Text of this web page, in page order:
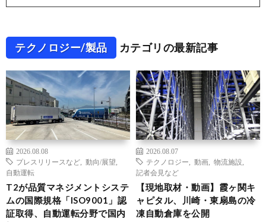
テクノロジー/製品 カテゴリの最新記事
2026.08.08
プレスリリースなど
動向/展望
自動運転
T2が品質マネジメントシステ
ムの国際規格「ISO9001」認
証取得、自動運転分野で国内
2026.08.07
テクノロジー
動画 物流施設
記者会見など
【現地取材・動画】霞ヶ関キ
ャピタル、川崎・東扇島の冷
凍自動倉庫を公開